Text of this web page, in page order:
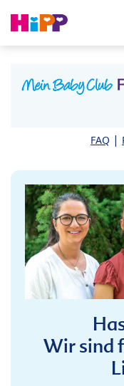
FAQ |
Wir sind